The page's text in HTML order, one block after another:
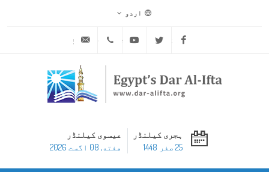
اردو
Facebook
Twitter
Youtube
ہجری کیلنڈر
25 صفر 1448
عیسوی کیلنڈر
هفته, 08 اگست 2026